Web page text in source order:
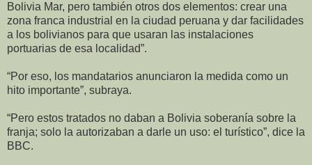
Bolivia Mar, pero también otros dos elementos: crear una
zona franca industrial en la ciudad peruana y dar facilidades
a los bolivianos para que usaran las instalaciones
portuarias de esa localidad”.
“Por eso, los mandatarios anunciaron la medida como un
hito importante”, subraya.
“Pero estos tratados no daban a Bolivia soberanía sobre la
franja; solo la autorizaban a darle un uso: el turístico”, dice la
BBC.